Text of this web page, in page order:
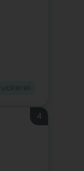
4